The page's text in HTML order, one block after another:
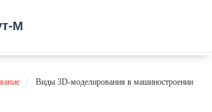
Виды 3D-моделирования в машиностроении